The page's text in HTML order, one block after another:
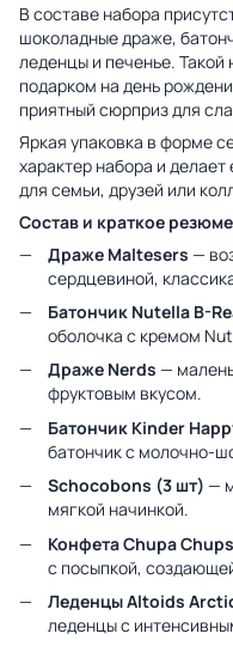
В составе набора
шоколадные драже,
леденцы и печенье.
подарком на день
приятный сюрприз для
Яркая упаковка в форме
характер набора и
для семьи, друзей или
Состав и краткое
Драже Maltesers —
сердцевиной,
Батончик Nutella B-
оболочка с кремом
Драже Nerds —
фруктовым вкусом.
Батончик Kinder
батончик с молочно-
Schocobons (3 шт) —
мягкой начинкой.
Конфета Chupa
с посыпкой,
Леденцы Altoids
леденцы с